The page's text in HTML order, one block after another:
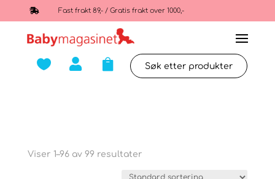
 Fast frakt 89,- / Gratis frakt over 1000,-
  
Viser 1–96 av 99 resultater